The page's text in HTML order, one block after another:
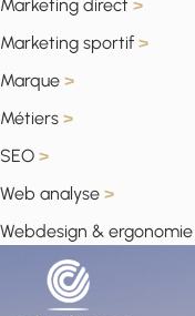
Marketing direct >
Marketing sportif >
Marque >
Métiers >
SEO >
Web analyse >
Webdesign & ergonomie